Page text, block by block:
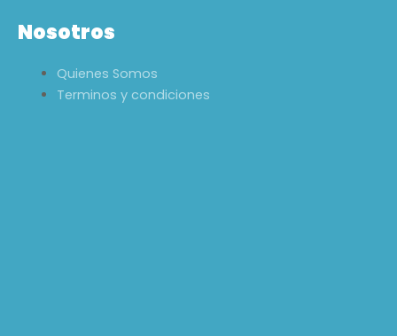
Nosotros
Quienes Somos
Terminos y condiciones